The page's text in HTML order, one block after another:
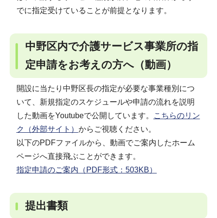
でに指定受けていることが前提となります。
中野区内で介護サービス事業所の指
定申請をお考えの方へ（動画）
開設に当たり中野区長の指定が必要な事業種別につ
いて、新規指定のスケジュールや申請の流れを説明
した動画をYoutubeで公開しています。
こちらのリン
ク（外部サイト） からご視聴ください。
以下のPDFファイルから、動画でご案内したホーム
ページへ直接飛ぶことができます。
指定申請のご案内（PDF形式：503KB）
提出書類